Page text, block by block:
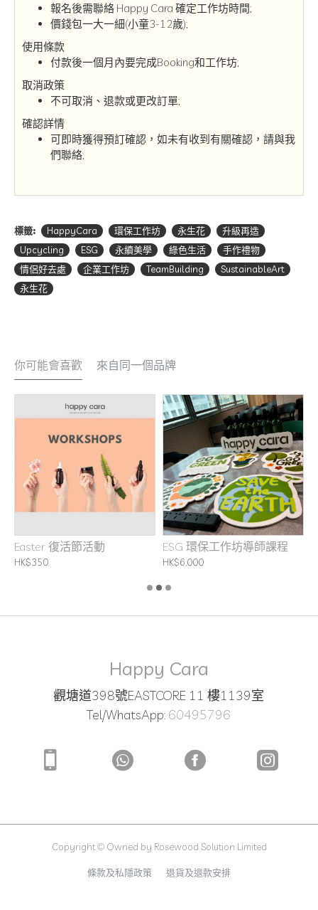
報名後需聯絡 Happy Cara 確定工作坊時間;
價錢包一大一細(小童3-12歲);
使用條款
付款後一個月內要完成Booking和工作坊;
取消政策
不可取消、退款或更改訂單;
確認詳情
可即時獲得預訂確認，如未有收到有關確認，請與我
們聯絡;
標籤: HappyCara 環保工作坊 永生花
升級再造
Upcycling
ESG 永續美學 綠色生活
手作禮物
情侶好去處
企業工作坊 TeamBuilding
SustainableArt
永生花
你可能會喜歡 來自同一個品牌
Easter 復活節活動
HK$350
ESG 環保工作坊導師課程
HK$6,000
Happy Cara
觀塘道398號EASTCORE 11 樓1139室
Tel/WhatsApp: 60495796
Copyright © Owned by Rosewood Solution Limited
條款及私隱政策 退貨及退款安排